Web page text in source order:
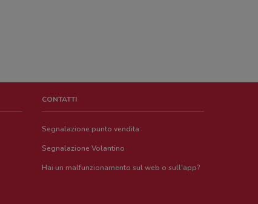
CONTATTI
Segnalazione punto vendita
Segnalazione Volantino
Hai un malfunzionamento sul web o sull'app?